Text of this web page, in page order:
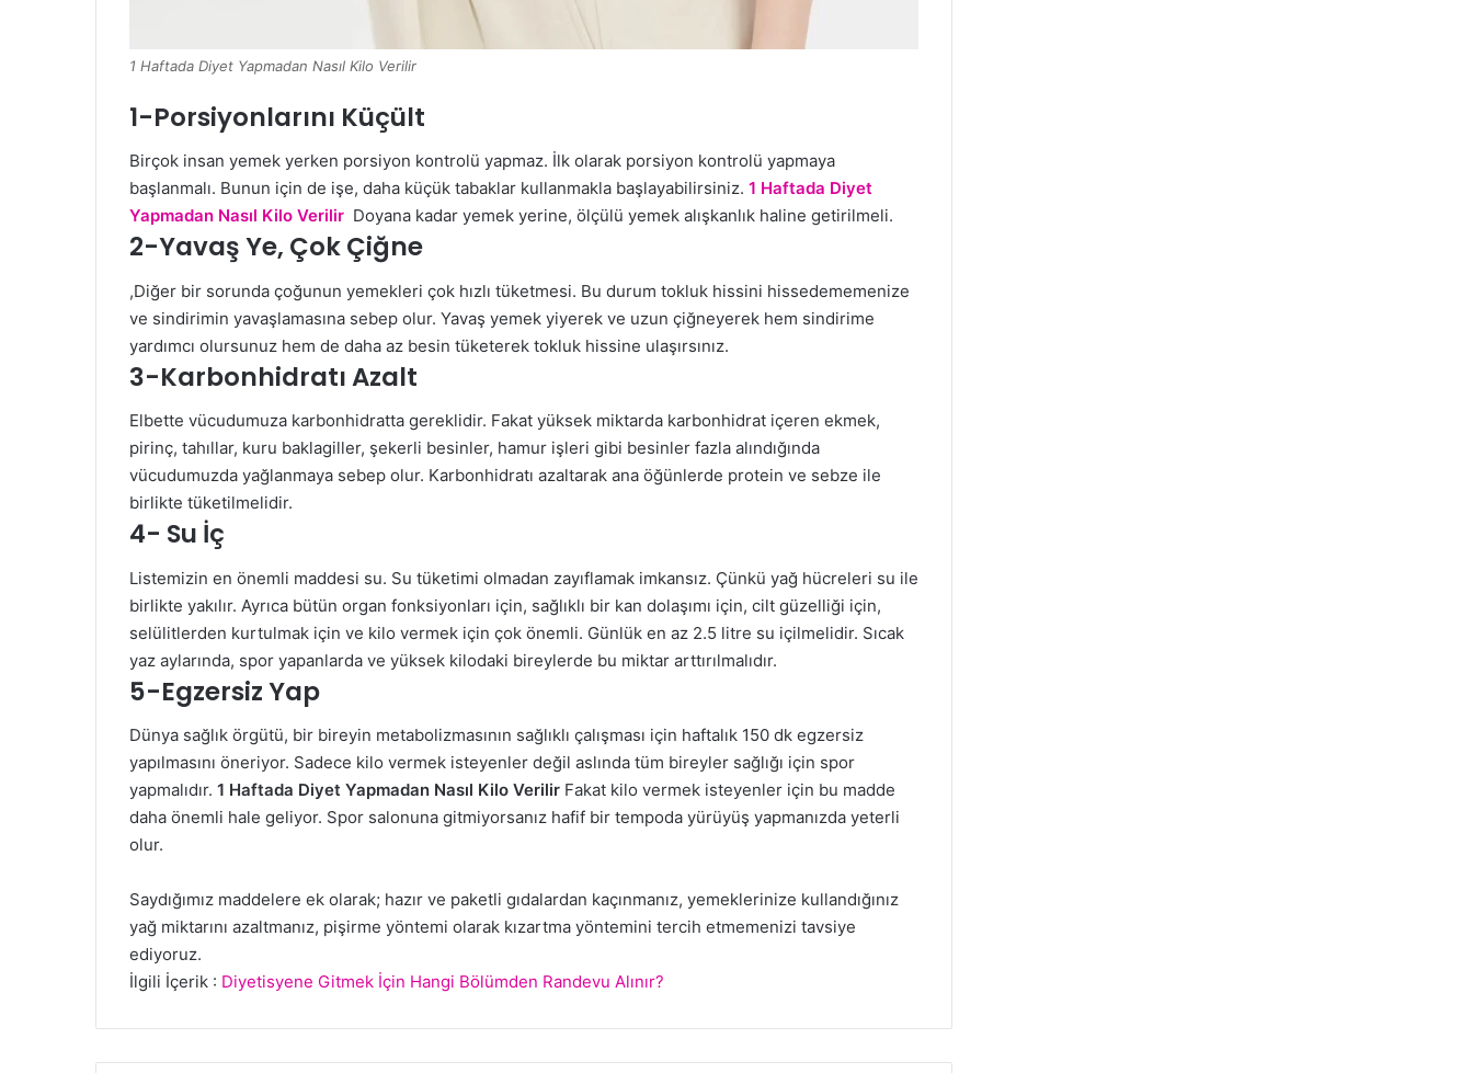
1 Haftada Diyet Yapmadan Nasıl Kilo Verilir
1-Porsiyonlarını Küçült
Birçok insan yemek yerken porsiyon kontrolü yapmaz. İlk olarak porsiyon kontrolü yapmaya
başlanmalı. Bunun için de işe, daha küçük tabaklar kullanmakla başlayabilirsiniz. 1 Haftada Diyet
Yapmadan Nasıl Kilo Verilir Doyana kadar yemek yerine, ölçülü yemek alışkanlık haline getirilmeli.
2-Yavaş Ye, Çok Çiğne
,Diğer bir sorunda çoğunun yemekleri çok hızlı tüketmesi. Bu durum tokluk hissini hissedememenize
ve sindirimin yavaşlamasına sebep olur. Yavaş yemek yiyerek ve uzun çiğneyerek hem sindirime
yardımcı olursunuz hem de daha az besin tüketerek tokluk hissine ulaşırsınız.
3-Karbonhidratı Azalt
Elbette vücudumuza karbonhidratta gereklidir. Fakat yüksek miktarda karbonhidrat içeren ekmek,
pirinç, tahıllar, kuru baklagiller, şekerli besinler, hamur işleri gibi besinler fazla alındığında
vücudumuzda yağlanmaya sebep olur. Karbonhidratı azaltarak ana öğünlerde protein ve sebze ile
birlikte tüketilmelidir.
4- Su İç
Listemizin en önemli maddesi su. Su tüketimi olmadan zayıflamak imkansız. Çünkü yağ hücreleri su ile
birlikte yakılır. Ayrıca bütün organ fonksiyonları için, sağlıklı bir kan dolaşımı için, cilt güzelliği için,
selülitlerden kurtulmak için ve kilo vermek için çok önemli. Günlük en az 2.5 litre su içilmelidir. Sıcak
yaz aylarında, spor yapanlarda ve yüksek kilodaki bireylerde bu miktar arttırılmalıdır.
5-Egzersiz Yap
Dünya sağlık örgütü, bir bireyin metabolizmasının sağlıklı çalışması için haftalık 150 dk egzersiz
yapılmasını öneriyor. Sadece kilo vermek isteyenler değil aslında tüm bireyler sağlığı için spor
yapmalıdır. 1 Haftada Diyet Yapmadan Nasıl Kilo Verilir Fakat kilo vermek isteyenler için bu madde
daha önemli hale geliyor. Spor salonuna gitmiyorsanız hafif bir tempoda yürüyüş yapmanızda yeterli
olur.
Saydığımız maddelere ek olarak; hazır ve paketli gıdalardan kaçınmanız, yemeklerinize kullandığınız
yağ miktarını azaltmanız, pişirme yöntemi olarak kızartma yöntemini tercih etmemenizi tavsiye
ediyoruz.
İlgili İçerik : Diyetisyene Gitmek İçin Hangi Bölümden Randevu Alınır?